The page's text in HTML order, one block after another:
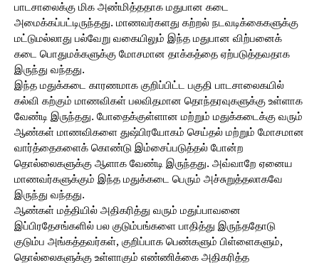
பாடசாலைக்கு மிக அண்மித்ததாக மதுபான கடை
அமைக்கப்பட்டிருந்தது. மாணவர்களது கற்றல் நடவடிக்கைகளுக்கு
மட்டுமல்லாது பல்வேறு வகையிலும் இந்த மதுபான விற்பனைக்
கடை பொதுமக்களுக்கு மோசமான தாக்கத்தை ஏற்படுத்தவதாக
இருந்து வந்தது.
இந்த மதுக்கடை காரணமாக குறிப்பிட்ட பகுதி பாடசாலைகயில்
கல்வி கற்கும் மாணவிகள் பலவிதமான தொந்தரவுகளுக்கு உள்ளாக
வேண்டி இருந்தது. போதைக்குள்ளான மற்றும் மதுக்கடைக்கு வரும்
ஆண்கள் மாணவிகளை துஷ்பிரயோகம் செய்தல் மற்றும் மோசமான
வார்த்தைகளைக் கொண்டு இம்சைப்படுத்தல் போன்ற
தொல்லைகளுக்கு ஆளாக வேண்டி இருந்தது. அவ்வாறே ஏனைய
மாணவர்களுக்கும் இந்த மதுக்கடை பெரும் அச்சுறுத்தலாகவே
இருந்து வந்தது.
ஆண்கள் மத்தியில் அதிகரித்து வரும் மதுப்பாவனை
இப்பிரதேசங்களில் பல குடும்பங்களை பாதித்து இருந்ததோடு
குடும்ப அங்கத்தவர்கள், குறிப்பாக பெண்களும் பிள்ளைகளும்,
தொல்லைகளுக்கு உள்ளாகும் எண்ணிக்கை அதிகரித்த